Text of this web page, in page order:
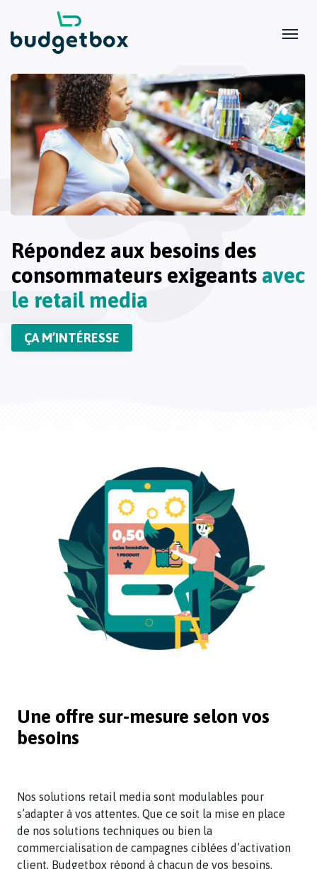
Répondez aux besoins des
consommateurs exigeants avec
le retail media
ÇA M’INTÉRESSE
Une offre sur-mesure selon vos
besoins
Nos solutions retail media sont modulables pour
s’adapter à vos attentes. Que ce soit la mise en place
de nos solutions techniques ou bien la
commercialisation de campagnes ciblées d’activation
client, Budgetbox répond à chacun de vos besoins.